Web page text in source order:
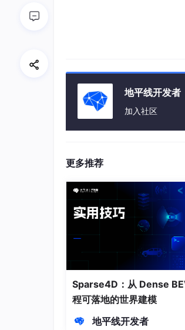
*具体要求可点在挑战杯官网
二、干货资源
1. 线下高校沙龙・
5-6 月我们将走进北京、上
式掌握实战技能，诚邀各
2. 官方学习阵地・
社区发帖提问，天工
航。
3. 专属交流社群
地平线开发者
加入社区
更多推荐
Sparse4D：从 Dense
程可落地的世界建模
地平线开发者